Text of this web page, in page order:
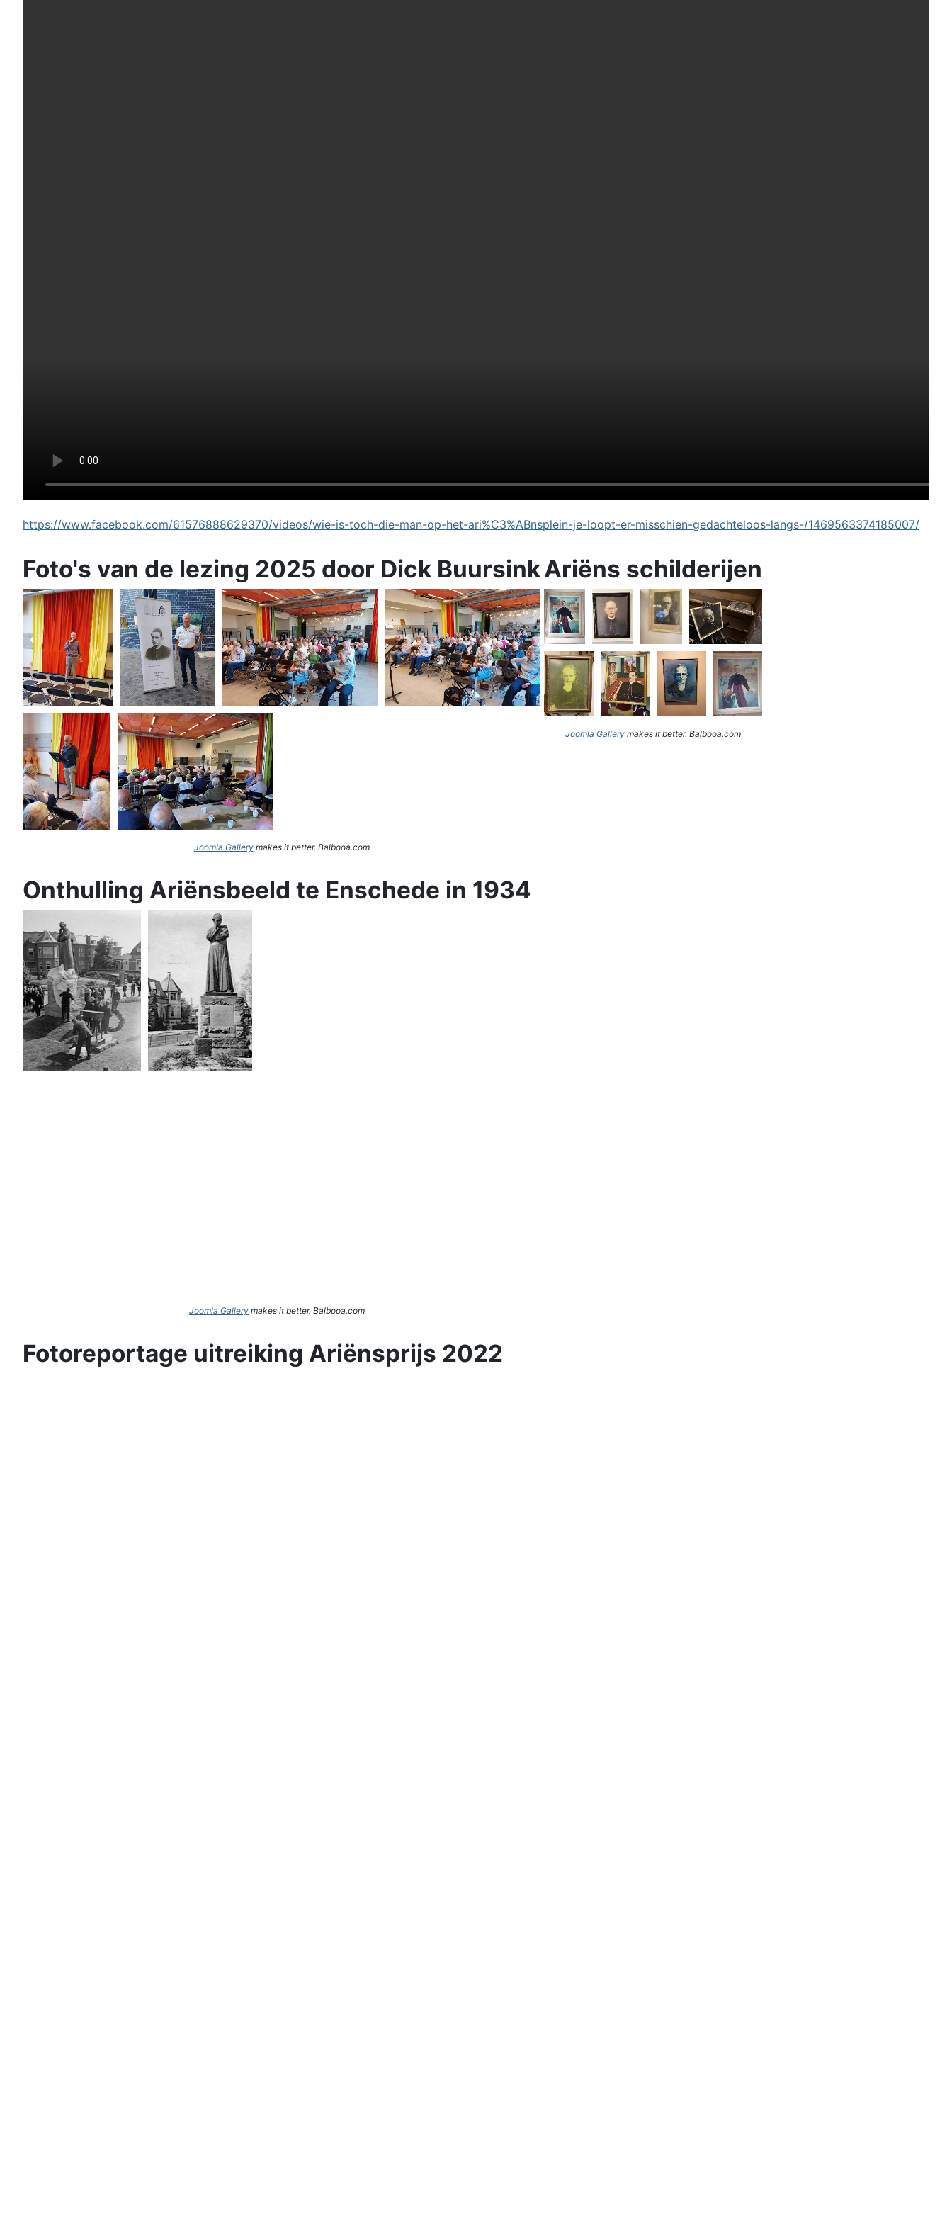
https://www.facebook.com/61576888629370/videos/wie-is-toch-die-man-op-het-ari%C3%ABnsplein-je-loopt-er-misschien-gedachteloos-langs-/1469563374185007/
Foto's van de lezing 2025 door Dick Buursink
Joomla Gallerymakes it better. Balbooa.com
Ariëns schilderijen
Joomla Gallery makes it better. Balbooa.com
Onthulling Ariënsbeeld te Enschede in 1934
Joomla Gallery makes it better. Balbooa.com
Fotoreportage uitreiking Ariënsprijs 2022